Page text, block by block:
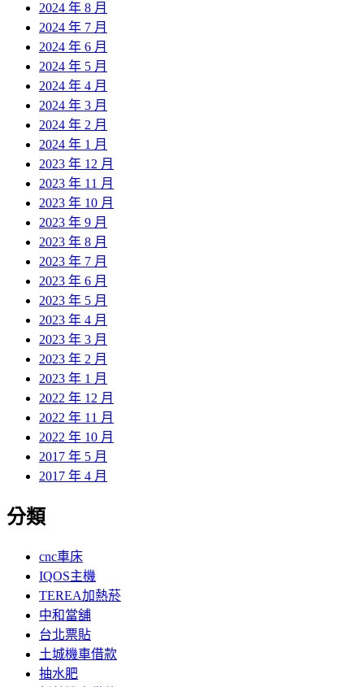
2024 年 8 月
2024 年 7 月
2024 年 6 月
2024 年 5 月
2024 年 4 月
2024 年 3 月
2024 年 2 月
2024 年 1 月
2023 年 12 月
2023 年 11 月
2023 年 10 月
2023 年 9 月
2023 年 8 月
2023 年 7 月
2023 年 6 月
2023 年 5 月
2023 年 4 月
2023 年 3 月
2023 年 2 月
2023 年 1 月
2022 年 12 月
2022 年 11 月
2022 年 10 月
2017 年 5 月
2017 年 4 月
分類
cnc車床
IQOS主機
TEREA加熱菸
中和當舖
台北票貼
土城機車借款
抽水肥